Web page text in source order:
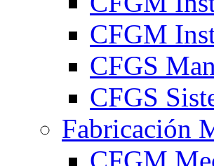
CFGM
CFGS
CFGS
Fabricación
CFGM